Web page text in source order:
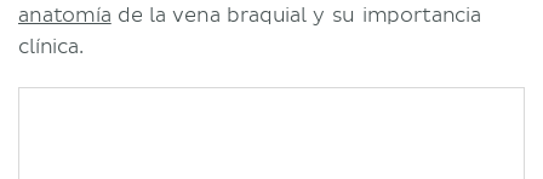
anatomía de la vena braquial y su importancia
clínica.